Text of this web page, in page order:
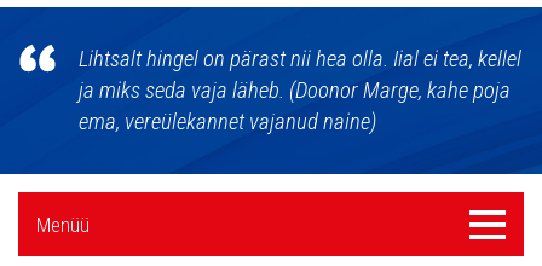
Põhja-
Eesti
Regionaalhaigla
Verekeskus
Lihtsalt hingel on pärast nii hea olla. Iial ei tea, kellel
ja miks seda vaja läheb. (Doonor Marge, kahe poja
ema, vereülekannet vajanud naine)
Külgpaani
Menüü
Menüü